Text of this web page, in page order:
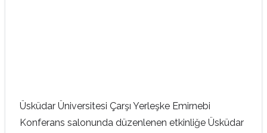
Üsküdar Üniversitesi Çarşı Yerleşke Emirnebi
Konferans salonunda düzenlenen etkinliğe Üsküdar